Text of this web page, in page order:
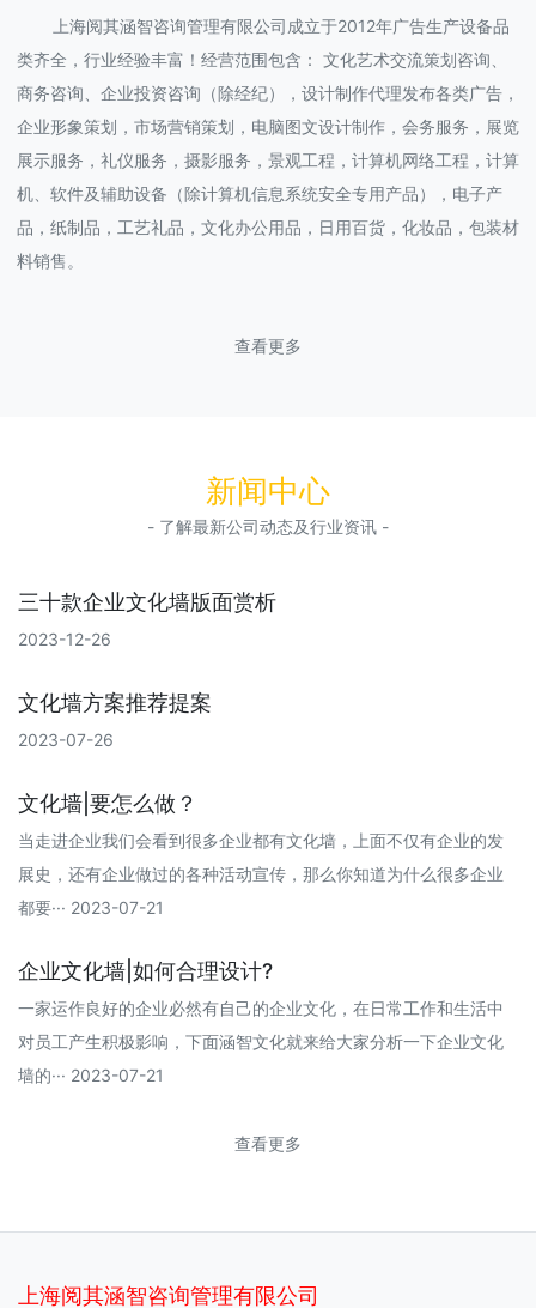
上海阅其涵智咨询管理有限公司成立于2012年广告生产设备品
类齐全，行业经验丰富！经营范围包含： 文化艺术交流策划咨询、
商务咨询、企业投资咨询（除经纪），设计制作代理发布各类广告，
企业形象策划，市场营销策划，电脑图文设计制作，会务服务，展览
展示服务，礼仪服务，摄影服务，景观工程，计算机网络工程，计算
机、软件及辅助设备（除计算机信息系统安全专用产品），电子产
品，纸制品，工艺礼品，文化办公用品，日用百货，化妆品，包装材
料销售。
查看更多
新闻中心
- 了解最新公司动态及行业资讯 -
三十款企业文化墙版面赏析
2023-12-26
文化墙方案推荐提案
2023-07-26
文化墙|要怎么做？
当走进企业我们会看到很多企业都有文化墙，上面不仅有企业的发
展史，还有企业做过的各种活动宣传，那么你知道为什么很多企业
都要··· 2023-07-21
企业文化墙|如何合理设计?
一家运作良好的企业必然有自己的企业文化，在日常工作和生活中
对员工产生积极影响，下面涵智文化就来给大家分析一下企业文化
墙的··· 2023-07-21
查看更多
上海阅其涵智咨询管理有限公司